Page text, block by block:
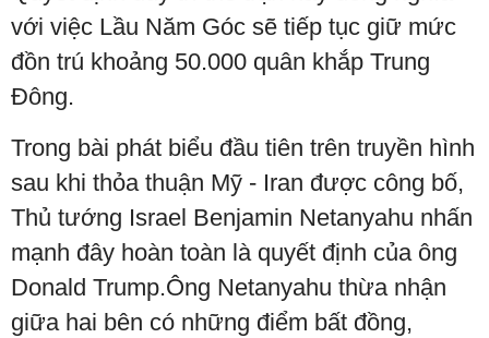
với việc Lầu Năm Góc sẽ tiếp tục giữ mức
đồn trú khoảng 50.000 quân khắp Trung
Đông.
Trong bài phát biểu đầu tiên trên truyền hình
sau khi thỏa thuận Mỹ - Iran được công bố,
Thủ tướng Israel Benjamin Netanyahu nhấn
mạnh đây hoàn toàn là quyết định của ông
Donald Trump.Ông Netanyahu thừa nhận
giữa hai bên có những điểm bất đồng,